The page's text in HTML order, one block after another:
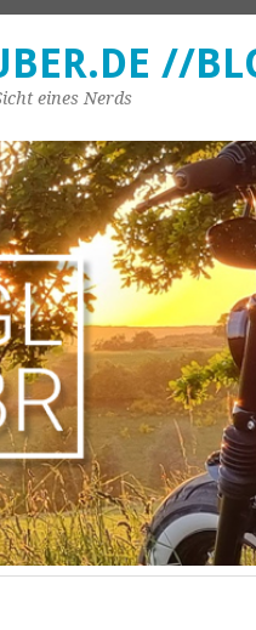
//
eines Nerds